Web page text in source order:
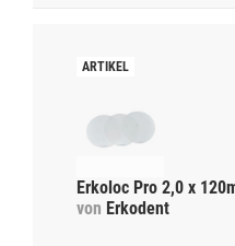
Erkoloc Pro 2,0 x
von Erkodent